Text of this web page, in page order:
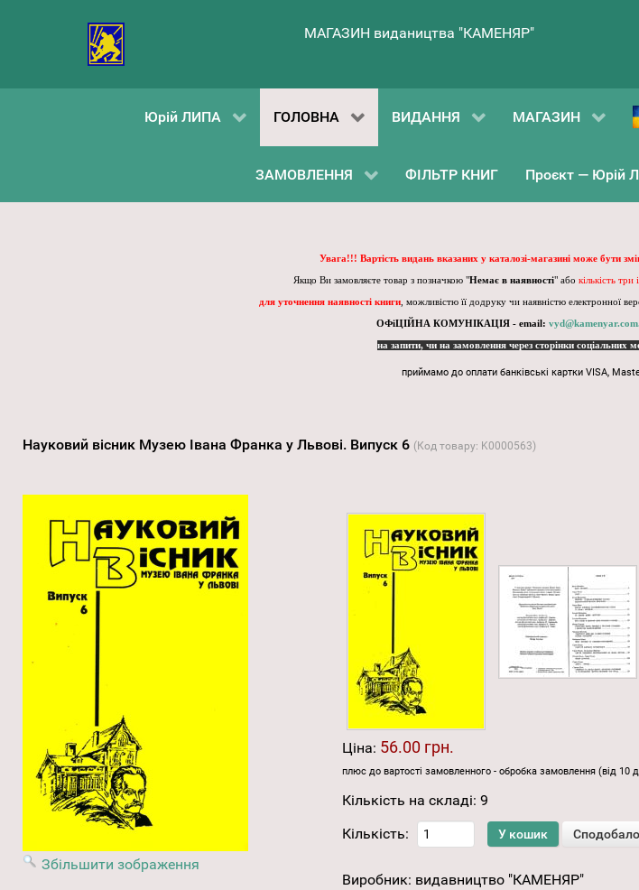
МАГАЗИН видаництва "КАМЕНЯР"
Юрій ЛИПА ГОЛОВНА ВИДАННЯ МАГАЗИН
ЗАМОВЛЕННЯ ФІЛЬТР КНИГ Проєкт — Юрій
Увага!!! Вартість видань вказаних у каталозі-магазині може бути
Якщо Ви замовляєте товар з позначкою "Немає в наявності" або кількість
для уточнення наявності книги, можливістю її додруку чи наявністю електронної
ОФіЦІЙНА КОМУНІКАЦІЯ - email:
на запити, чи на замовлення через сторінки соціальних
приймамо до оплати банківські картки VISA,
Науковий вісник Музею Івана Франка у Львові. Випуск 6 (Код товару: K0000563)
Збільшити зображення
Ціна: 56.00 грн.
плюс до вартості замовленного - обробка замовлення (від 10
Кількість на складі: 9
Кількість:
Виробник: видавництво "КАМЕНЯР"